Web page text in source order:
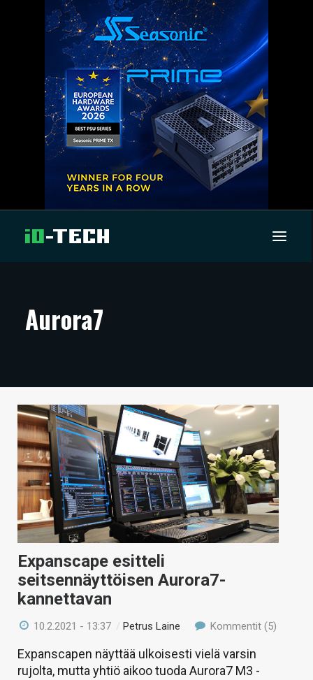
ARTIKKELIT
TECHBBS
TIETOA
HINTA.FI
KAUPPA
VAIHDA TEEMA
HAKU
Aurora7
Expanscape esitteli
seitsennäyttöisen Aurora7-
kannettavan
10.2.2021 - 13:37 /Petrus Laine Kommentit (5)
Expanscapen näyttää ulkoisesti vielä varsin
rujolta, mutta yhtiö aikoo tuoda Aurora7 M3 -